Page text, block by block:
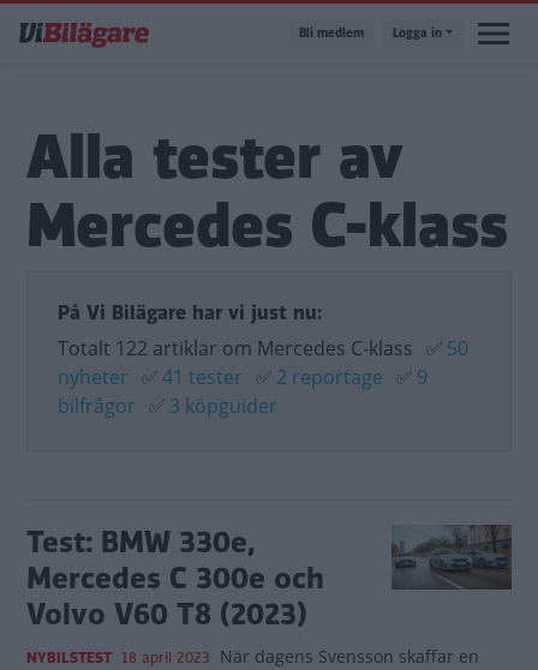
till
Bli medlem Logga in
Alla tester av
Mercedes C-klass
På Vi Bilägare har vi just nu:
Totalt 122 artiklar om Mercedes C-klass ✅ 50
nyheter ✅41 tester ✅ 2 reportage ✅ 9
bilfrågor ✅ 3 köpguider
Test: BMW 330e,
Mercedes C 300e och
Volvo V60 T8 (2023)
NYBILSTEST 18 april 2023 När dagens Svensson skaffar en